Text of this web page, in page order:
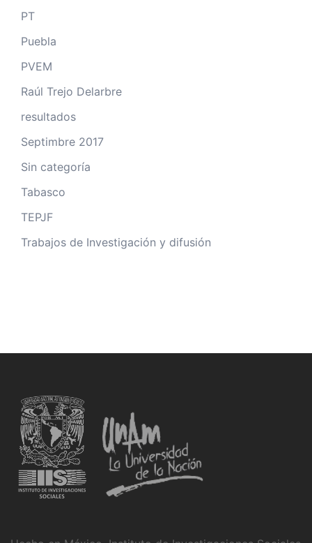
PT
Puebla
PVEM
Raúl Trejo Delarbre
resultados
Septimbre 2017
Sin categoría
Tabasco
TEPJF
Trabajos de Investigación y difusión